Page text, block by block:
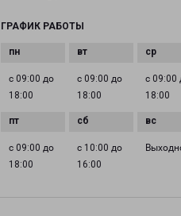
ГРАФИК РАБОТЫ
с 09:00 до
18:00
с 09:00 до
18:00
с 09:00
18:00
с 09:00 до
18:00
с 10:00 до
16:00